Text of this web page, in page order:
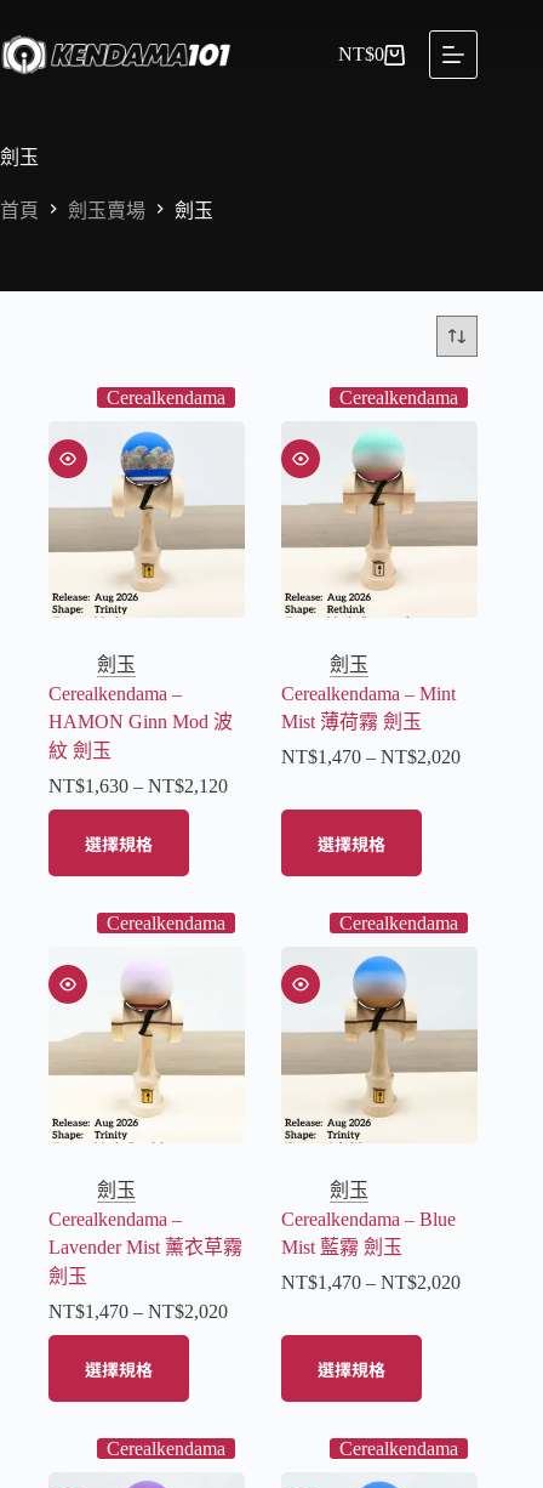
NT$0
劍玉
首頁 劍玉賣場 劍玉
Cerealkendama
劍玉
Cerealkendama –
HAMON Ginn Mod 波
紋 劍玉
NT$1,630 – NT$2,120
選擇規格
Cerealkendama
劍玉
Cerealkendama – Mint
Mist 薄荷霧 劍玉
NT$1,470 – NT$2,020
選擇規格
Cerealkendama
劍玉
Cerealkendama –
Lavender Mist 薰衣草霧
劍玉
NT$1,470 – NT$2,020
選擇規格
Cerealkendama
劍玉
Cerealkendama – Blue
Mist 藍霧 劍玉
NT$1,470 – NT$2,020
選擇規格
Cerealkendama Cerealkendama